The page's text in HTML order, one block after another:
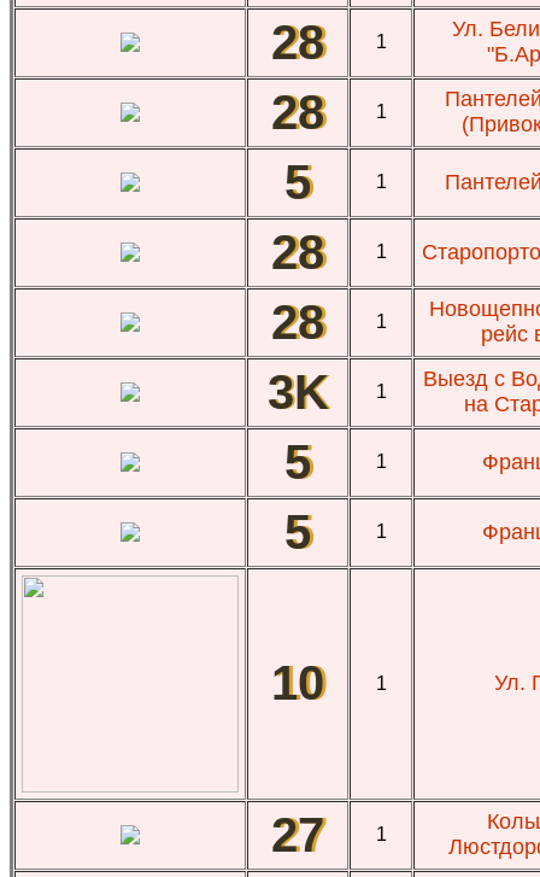
28 1
Ул.
28 1
5 1
28 1
28 1
рейс
3K 1
Выезд с
на
5 1
5 1
10 1 Ул.
27 1